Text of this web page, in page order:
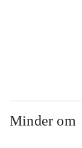
Minder om